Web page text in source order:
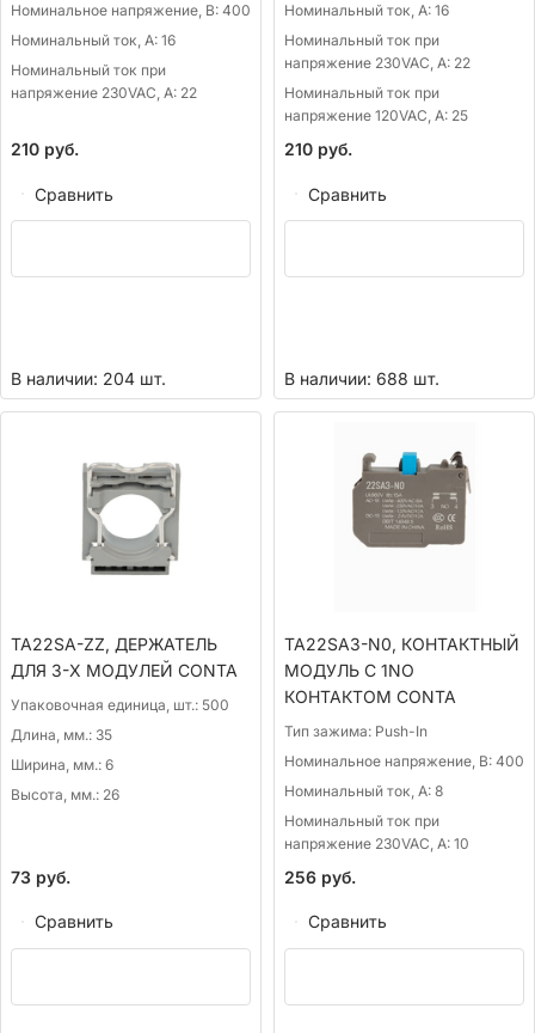
Номинальное напряжение, В: 400
Номинальный ток, А: 16
Номинальный ток при
напряжение 230VAC, А: 22
210 руб.
Сравнить
В наличии: 204 шт.
Номинальный ток, А: 16
Номинальный ток при
напряжение 230VAC, А: 22
Номинальный ток при
напряжение 120VAC, А: 25
210 руб.
Сравнить
В наличии: 688 шт.
TA22SA-ZZ, ДЕРЖАТЕЛЬ
ДЛЯ 3-Х МОДУЛЕЙ CONTA
Упаковочная единица, шт.: 500
Длина, мм.: 35
Ширина, мм.: 6
Высота, мм.: 26
73 руб.
Сравнить
TA22SA3-N0, КОНТАКТНЫЙ
МОДУЛЬ С 1NO
КОНТАКТОМ CONTA
Тип зажима: Push-In
Номинальное напряжение, В: 400
Номинальный ток, А: 8
Номинальный ток при
напряжение 230VAC, А: 10
256 руб.
Сравнить